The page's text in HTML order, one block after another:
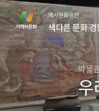
컨
텐
츠
영
역
바
로
가
기
하
단
영
역
바
로
가
기
역사문화유산
색다른 문화
박물
우